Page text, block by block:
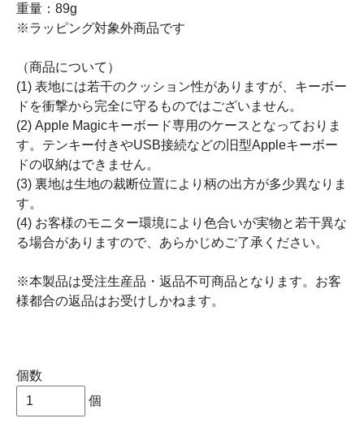
重量：89g
※ラッピング対象外商品です
（商品について）
(1) 表地には若干のクッション性がありますが、キーボー
ドを衝撃から完全に守るものではございません。
(2) Apple Magicキーボード専用のケースとなっておりま
す。テンキー付きやUSB接続などの旧型Appleキーボー
ドの収納はできません。
(3) 裏地は生地の裁断位置により柄の出方が多少異なりま
す。
(4) お客様のモニター環境により色合いが実物と若干異な
る場合がありますので、あらかじめご了承ください。
※本製品は受注生産品・返品不可商品となります。お客
様都合の返品はお受けしかねます。
個数
個